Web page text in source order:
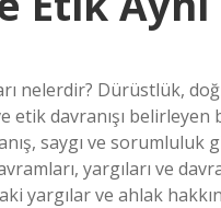
nelerdir? Dürüstlük,
etik davranışı
saygı ve sorumluluk
yargıları ve
yargılar ve ahlak